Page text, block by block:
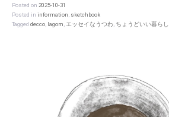
Posted on 2025-10-31
Posted in information, sketchbook
Tagged decco, lagom,エッセイなうつわ, ちょうどいい暮らし